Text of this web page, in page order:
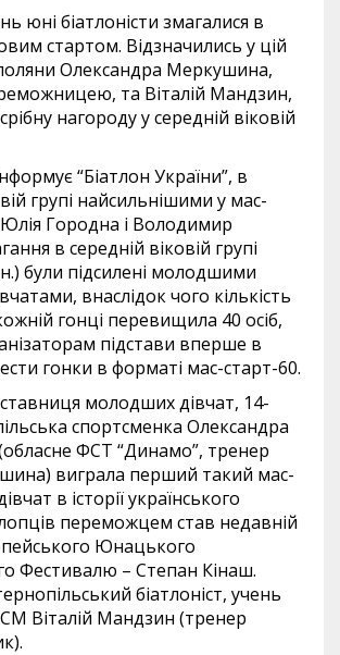
юні біатлоністи змагалися в
стартом. Відзначились у цій
Олександра Меркушина,
та Віталій Мандзин,
нагороду у середній віковій
“Біатлон України”, в
групі найсильнішими у мас-
Юлія Городна і Володимир
в середній віковій групі
були підсилені молодшими
внаслідок чого кількість
гонці перевищила 40 осіб,
підстави вперше в
гонки в форматі мас-старт-60.
молодших дівчат, 14-
спортсменка Олександра
ФСТ “Динамо”, тренер
виграла перший такий мас-
в історії українського
переможцем став недавній
Юнацького
Фестивалю – Степан Кінаш.
біатлоніст, учень
Віталій Мандзин (тренер